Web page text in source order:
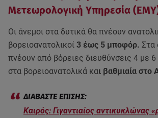
Μετεωρολογική Υπηρεσία
Οι άνεμοι στα δυτικά θα πνέουν
βορειοανατολικοί 3 έως 5 μποφόρ. Στα
πνέουν από βόρειες διευθύνσεις 4 με
στα βορειοανατολικά και βαθμιαία στο
Καιρός: Γιγαντιαίος αντικυκλώνας